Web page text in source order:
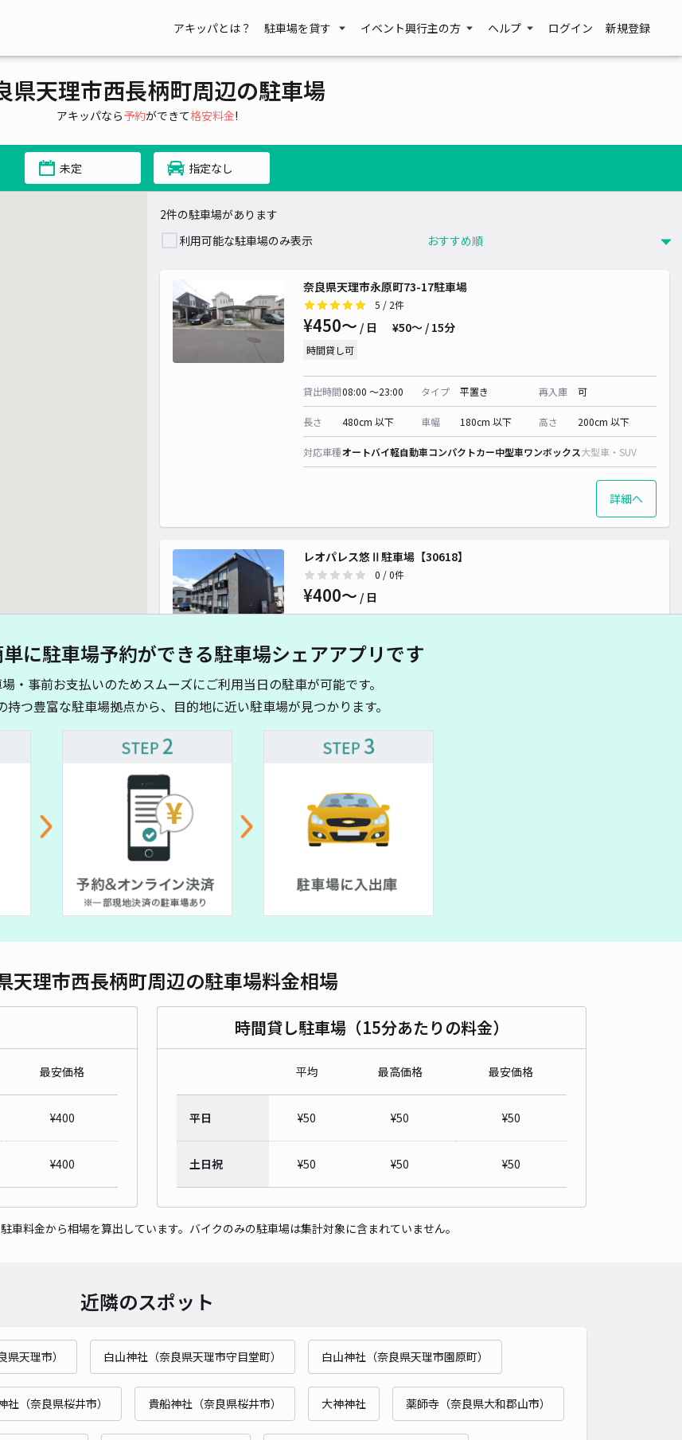
アキッパとは？ 駐車場を貸す イベント興行主の方 ヘルプ ログイン 新規登録
県天理市西長柄町周辺の駐車場
アキッパなら予約ができて格安料金!
未定 指定なし
2件の駐車場があります
利用可能な駐車場のみ表示
奈良県天理市永原町73-17駐車場
5 / 2件
¥450〜 / 日 ¥50〜 / 15分
時間貸し可
貸出時間08:00 〜23:00 タイプ 平置き 再入庫 可
長さ 480cm 以下 車幅 180cm 以下 高さ 200cm 以下
対応車種オートバイ軽自動車コンパクトカー中型車ワンボックス大型車・SUV
詳細へ
レオパレス悠Ⅱ駐車場【30618】
0 / 0件
¥400〜 / 日
貸出時間 24時間営業
長さ 500cm 以下
に駐車場予約ができる駐車場シェアアプリです
・事前お支払いのためスムーズにご利用当日の駐車が可能です。
持つ豊富な駐車場拠点から、目的地に近い駐車場が見つかります。
天理市西長柄町周辺の駐車場料金相場
最安価格
¥400
¥400
時間貸し駐車場（15分あたりの料金）
平均 最高価格 最安価格
平日 ¥50 ¥50 ¥50
土日祝 ¥50 ¥50 ¥50
車料金から相場を算出しています。バイクのみの駐車場は集計対象に含まれていません。
近隣のスポット
天理市） 白山神社（奈良県天理市守目堂町） 白山神社（奈良県天理市園原町）
社（奈良県桜井市） 貴船神社（奈良県桜井市） 大神神社 薬師寺（奈良県大和郡山市）